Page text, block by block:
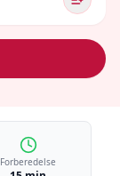
Forberedelse